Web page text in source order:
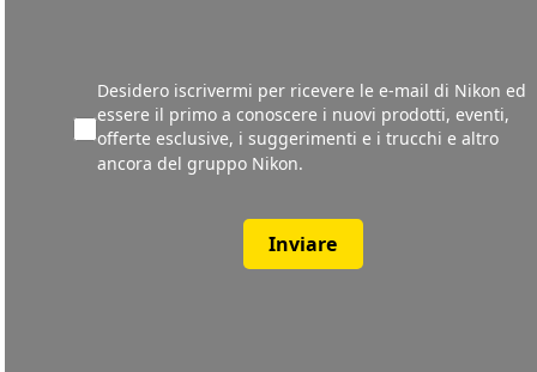
Desidero iscrivermi per ricevere le e-mail di Nikon ed
essere il primo a conoscere i nuovi prodotti, eventi,
offerte esclusive, i suggerimenti e i trucchi e altro
ancora del gruppo Nikon.
Inviare